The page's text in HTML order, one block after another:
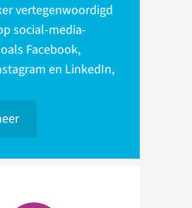
vertegenwoordigd
social-media-
Facebook,
en LinkedIn,